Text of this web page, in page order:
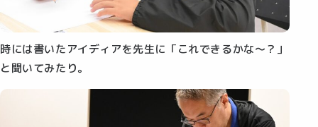
時には書いたアイディアを先生に「これできるかな～？」
と聞いてみたり。